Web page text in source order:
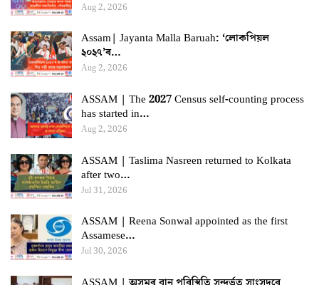
Aug 2, 2026
Assam| Jayanta Malla Baruah: ‘লোকপিয়ল
২০২৭’ৰ…
Aug 2, 2026
ASSAM | The 2027 Census self-counting process
has started in…
Aug 2, 2026
ASSAM | Taslima Nasreen returned to Kolkata
after two…
Jul 31, 2026
ASSAM | Reena Sonwal appointed as the first
Assamese…
Jul 30, 2026